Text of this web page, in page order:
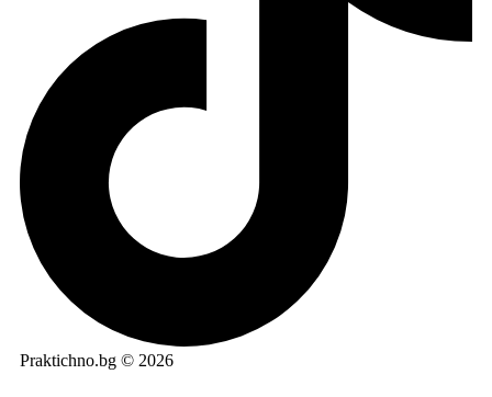
Praktichno.bg © 2026